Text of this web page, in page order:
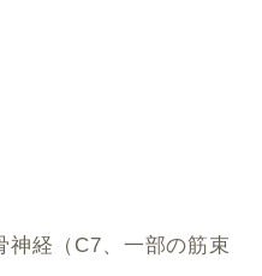
神経（C7、一部の筋束